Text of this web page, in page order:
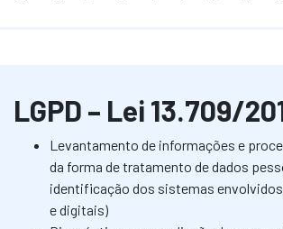
LGPD – Lei 13.709/
Levantamento de informações e
da forma de tratamento de dados
identificação dos sistemas
e digitais)